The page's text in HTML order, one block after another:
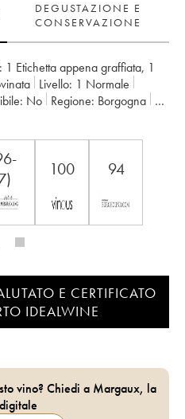
DEGUSTAZIONE E
CONSERVAZIONE
1 Etichetta appena graffiata, 1
Livello: 1 Normale
no Regione:
Borgogna
100 94
E CERTIFICATO
IDEALWINE
vino? Chiedi a Margaux, la